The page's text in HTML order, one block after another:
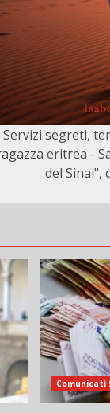
Servizi segreti,
eritrea -
del Sinai",
Comunicati